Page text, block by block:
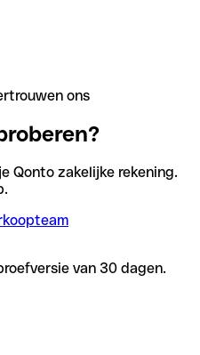
ons
Qonto zakelijke rekening.
van 30 dagen.